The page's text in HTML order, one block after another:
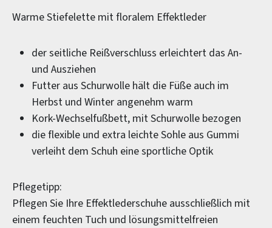
Warme Stiefelette mit floralem Effektleder
der seitliche Reißverschluss erleichtert das An-
und Ausziehen
Futter aus Schurwolle hält die Füße auch im
Herbst und Winter angenehm warm
Kork-Wechselfußbett, mit Schurwolle bezogen
die flexible und extra leichte Sohle aus Gummi
verleiht dem Schuh eine sportliche Optik
Pflegetipp:
Pflegen Sie Ihre Effektlederschuhe ausschließlich mit
einem feuchten Tuch und lösungsmittelfreien